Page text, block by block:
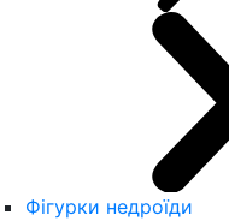
Фігурки недроїди